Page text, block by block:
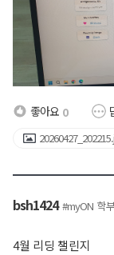
좋아요 0
bsh1424 #myON 학
4월 리딩 챌린지